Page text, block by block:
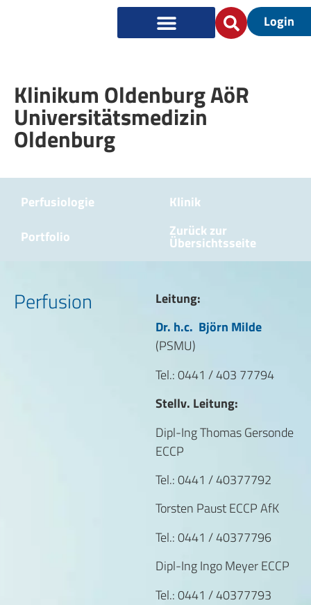
Login
Klinikum Oldenburg AöR
Universitätsmedizin
Oldenburg
Perfusiologie
Klinik
Portfolio
Zurück zur
Übersichtsseite
Perfusion
Leitung:
Dr. h.c. Björn Milde
(PSMU)
Tel.: 0441 / 403 77794
Stellv. Leitung:
Dipl-Ing Thomas Gersonde
ECCP
Tel.: 0441 / 40377792
Torsten Paust ECCP AfK
Tel.: 0441 / 40377796
Dipl-Ing Ingo Meyer ECCP
Tel.: 0441 / 40377793